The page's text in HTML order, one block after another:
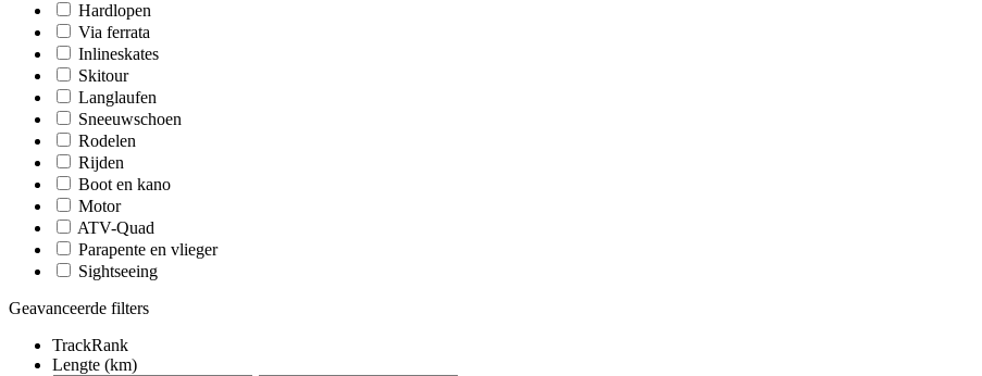
Hardlopen
Via ferrata
Inlineskates
Skitour
Langlaufen
Sneeuwschoen
Rodelen
Rijden
Boot en kano
Motor
ATV-Quad
Parapente en vlieger
Sightseeing
Geavanceerde filters
TrackRank
Lengte (km)